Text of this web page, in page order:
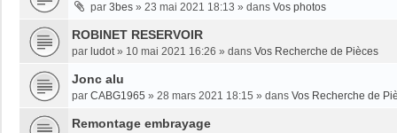
par 3bes » 23 mai 2021 18:13 » dans Vos photos
ROBINET RESERVOIR
par ludot» 10 mai 2021 16:26 » dans Vos Recherche de Pièces
Jonc alu
par CABG1965 » 28 mars 2021 18:15 » dans Vos Recherche de
Remontage embrayage